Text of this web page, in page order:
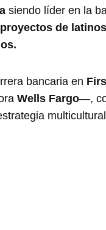
siendo líder en la
de latinos
bancaria en
Wells Fargo—,